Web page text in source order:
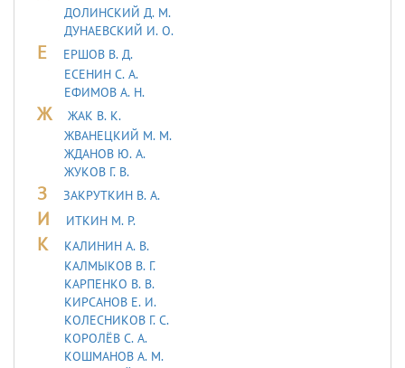
ДОЛИНСКИЙ Д. М.
ДУHАЕВСКИЙ И. О.
Е
ЕРШОВ В. Д.
ЕСЕНИН С. А.
ЕФИМОВ А. Н.
Ж
ЖАК В. К.
ЖВАНЕЦКИЙ М. М.
ЖДАНОВ Ю. А.
ЖУКОВ Г. В.
З ЗАКРУТКИН В. А.
И ИТКИН М. Р.
К
КАЛИНИН А. В.
КАЛМЫКОВ В. Г.
КАРПЕНКО В. В.
КИРСАНОВ Е. И.
КОЛЕСНИКОВ Г. С.
КОРОЛЁВ С. А.
КОШМАНОВ А. М.